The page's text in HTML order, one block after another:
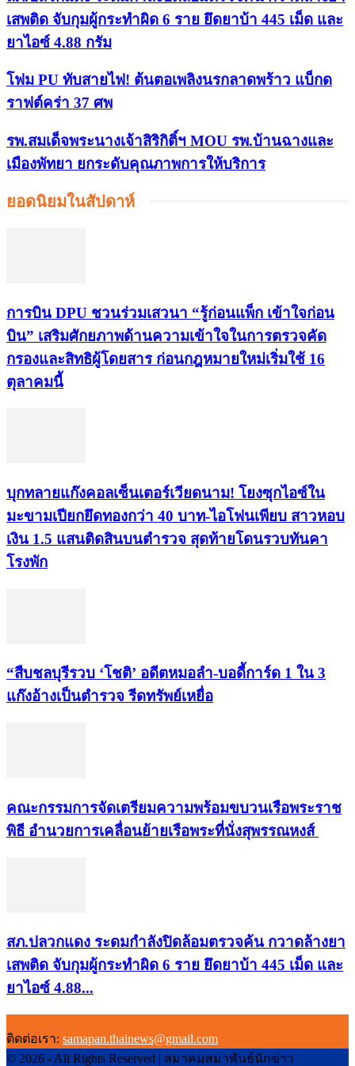
เสพติด จับกุมผู้กระทำผิด 6 ราย ยึดยาบ้า 445 เม็ด และ
ยาไอซ์ 4.88 กรัม
โฟม PU ทับสายไฟ! ต้นตอเพลิงนรกลาดพร้าว แบ็กด
ราฟต์คร่า 37 ศพ
รพ.สมเด็จพระนางเจ้าสิริกิติ์ฯ MOU รพ.บ้านฉางและ
เมืองพัทยา ยกระดับคุณภาพการให้บริการ
ยอดนิยมในสัปดาห์
การบิน DPU ชวนร่วมเสวนา “รู้ก่อนแพ็ก เข้าใจก่อน
บิน” เสริมศักยภาพด้านความเข้าใจในการตรวจคัด
กรองและสิทธิผู้โดยสาร ก่อนกฎหมายใหม่เริ่มใช้ 16
ตุลาคมนี้
บุกทลายแก๊งคอลเซ็นเตอร์เวียดนาม! โยงซุกไอซ์ใน
มะขามเปียกยึดทองกว่า 40 บาท-ไอโฟนเพียบ สาวหอบ
เงิน 1.5 แสนติดสินบนตำรวจ สุดท้ายโดนรวบทันคา
โรงพัก
“สืบชลบุรีรวบ ‘โชติ’ อดีตหมอลำ-บอดี้การ์ด 1 ใน 3
แก๊งอ้างเป็นตำรวจ รีดทรัพย์เหยื่อ
คณะกรรมการจัดเตรียมความพร้อมขบวนเรือพระราช
พิธี อำนวยการเคลื่อนย้ายเรือพระที่นั่งสุพรรณหงส์
สภ.ปลวกแดง ระดมกำลังปิดล้อมตรวจค้น กวาดล้างยา
เสพติด จับกุมผู้กระทำผิด 6 ราย ยึดยาบ้า 445 เม็ด และ
ยาไอซ์ 4.88...
ติดต่อเรา: samapan.thainews@gmail.com
© 2026 - All Rights Reserved | สมาคมสมาพันธ์นักข่าว